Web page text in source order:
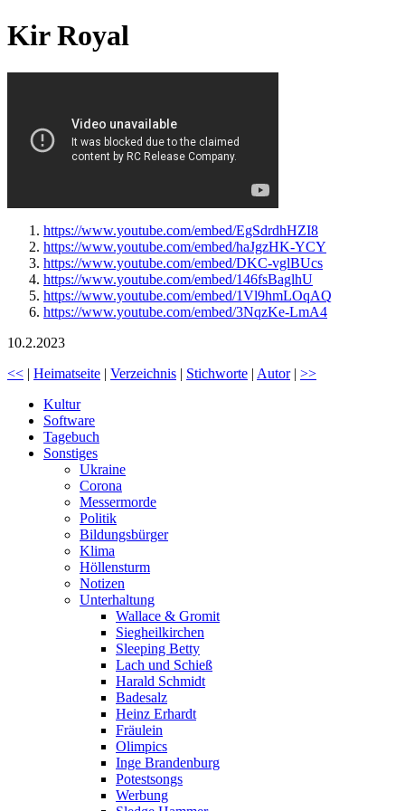
Kir Royal
https://www.youtube.com/embed/EgSdrdhHZI8
https://www.youtube.com/embed/haJgzHK-YCY
https://www.youtube.com/embed/DKC-vglBUcs
https://www.youtube.com/embed/146fsBaglhU
https://www.youtube.com/embed/1Vl9hmLOqAQ
https://www.youtube.com/embed/3NqzKe-LmA4
10.2.2023
<< | Heimatseite | Verzeichnis | Stichworte | Autor| >>
Kultur
Software
Tagebuch
Sonstiges
Ukraine
Corona
Messermorde
Politik
Bildungsbürger
Klima
Höllensturm
Notizen
Unterhaltung
Wallace & Gromit
Siegheilkirchen
Sleeping Betty
Lach und Schieß
Harald Schmidt
Badesalz
Heinz Erhardt
Fräulein
Olimpics
Inge Brandenburg
Potestsongs
Werbung